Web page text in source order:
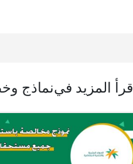
اقرأ المزيد فينماذج